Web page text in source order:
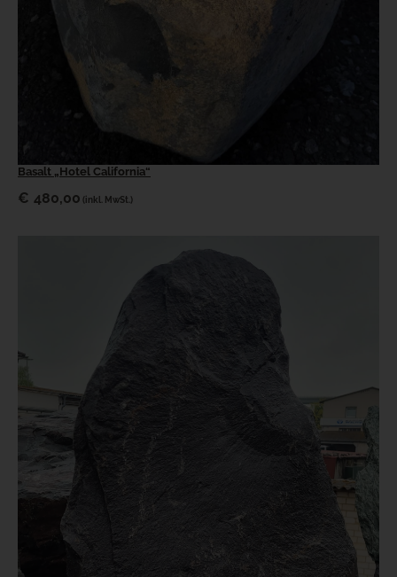
Basalt „Hotel California“
€ 480,00 (inkl. MwSt.)